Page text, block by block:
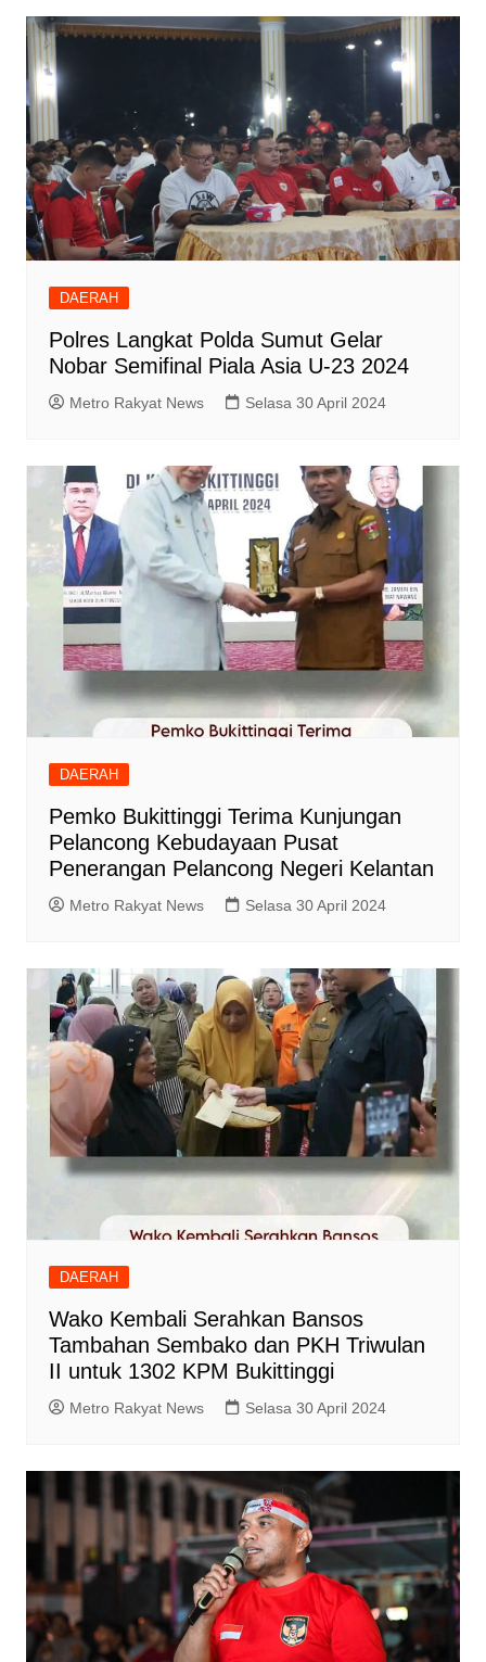
DAERAH
Polres Langkat Polda Sumut Gelar
Nobar Semifinal Piala Asia U-23 2024
Metro Rakyat News Selasa 30 April 2024
DAERAH
Pemko Bukittinggi Terima Kunjungan
Pelancong Kebudayaan Pusat
Penerangan Pelancong Negeri Kelantan
Metro Rakyat News Selasa 30 April 2024
DAERAH
Wako Kembali Serahkan Bansos
Tambahan Sembako dan PKH Triwulan
II untuk 1302 KPM Bukittinggi
Metro Rakyat News Selasa 30 April 2024